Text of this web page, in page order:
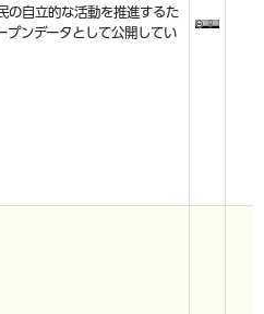
の自立的な活動を推進するた
プンデータとして公開してい